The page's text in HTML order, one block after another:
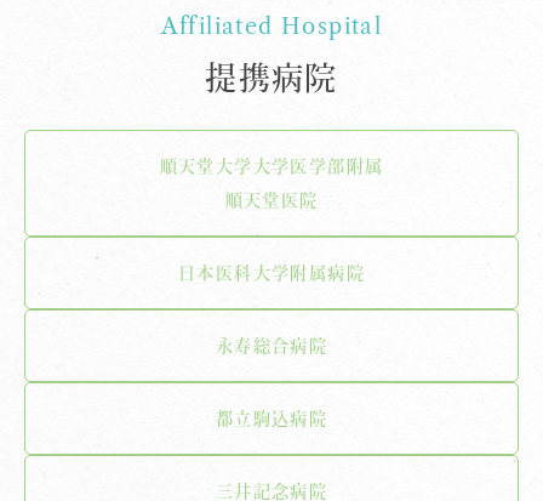
Affiliated Hospital
提携病院
順天堂大学大学医学部附属
順天堂医院
日本医科大学附属病院
永寿総合病院
都立駒込病院
三井記念病院